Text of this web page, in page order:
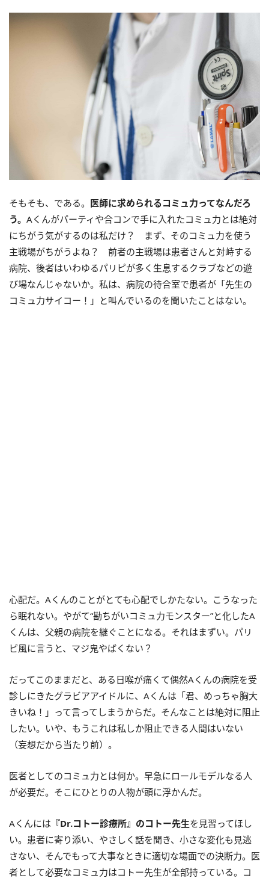
そもそも、である。 医師に求められるコミュ力ってなんだろ
う。 Aくんがパーティや合コンで手に入れたコミュ力とは絶対
にちがう気がするのは私だけ？ まず、そのコミュ力を使う
主戦場がちがうよね？ 前者の主戦場は患者さんと対峙する
病院、後者はいわゆるパリピが多く生息するクラブなどの遊
び場なんじゃないか。私は、病院の待合室で患者が「先生の
コミュ力サイコー！」と叫んでいるのを聞いたことはない。
心配だ。Aくんのことがとても心配でしかたない。こうなった
ら眠れない。やがて“勘ちがいコミュ力モンスター”と化したA
くんは、父親の病院を継ぐことになる。それはまずい。パリ
ピ風に言うと、マジ鬼やばくない？
だってこのままだと、ある日喉が痛くて偶然Aくんの病院を受
診しにきたグラビアアイドルに、Aくんは「君、めっちゃ胸大
きいね！」って言ってしまうからだ。そんなことは絶対に阻止
したい。いや、もうこれは私しか阻止できる人間はいない
（妄想だから当たり前）。
医者としてのコミュ力とは何か。早急にロールモデルなる人
が必要だ。そこにひとりの人物が頭に浮かんだ。
Aくんには 『Dr.コトー診療所』のコトー先生を見習ってほし
い。患者に寄り添い、やさしく話を聞き、小さな変化も見逃
さない、そんでもって大事なときに適切な場面での決断力。医
者として必要なコミュ力はコトー先生が全部持っている。コ